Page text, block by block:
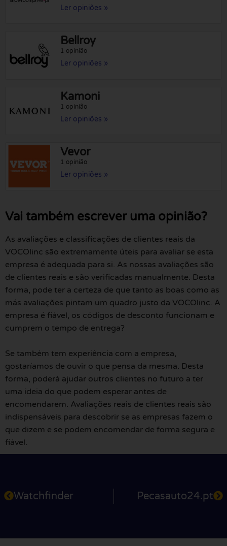
Ler opiniões »
Bellroy
1 opinião
Ler opiniões »
Kamoni
1 opinião
Ler opiniões »
Vevor
1 opinião
Ler opiniões »
Vai também escrever uma opinião?
As avaliações e classificações de clientes reais da
VOCOlinc são extremamente úteis para avaliar se esta
empresa é adequada para si. As nossas avaliações são
de clientes reais e são verificadas manualmente. Desta
forma, pode ter a certeza de que tanto as boas como as
más avaliações pintam um quadro justo da VOCOlinc. A
empresa é fiável, os códigos de desconto funcionam e
cumprem o tempo de entrega?
Se também tem experiência com a empresa,
gostaríamos de ouvir o que pensa da mesma. Desta
forma, poderá ajudar outros clientes no futuro a ter
uma ideia do que podem esperar antes de
encomendarem. Avaliações reais de clientes reais são
indispensáveis para descobrir se as empresas fazem o
que dizem e se podem encomendar de forma segura e
fiável.
Watchfinder Pecasauto24.pt